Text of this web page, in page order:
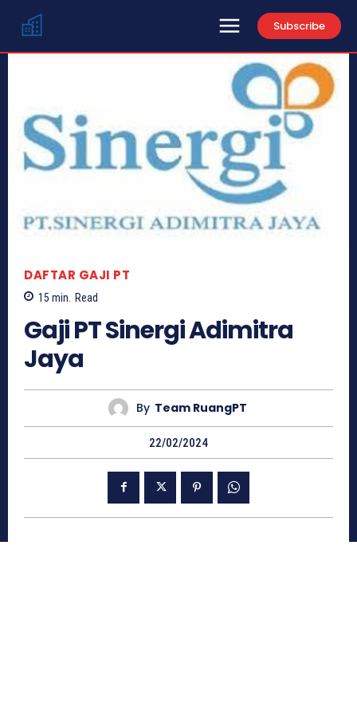
Subscribe
DAFTAR GAJI PT
15 min. Read
Gaji PT Sinergi Adimitra
Jaya
By Team RuangPT
22/02/2024